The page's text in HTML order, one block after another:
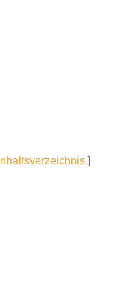
Inhaltsverzeichnis ]